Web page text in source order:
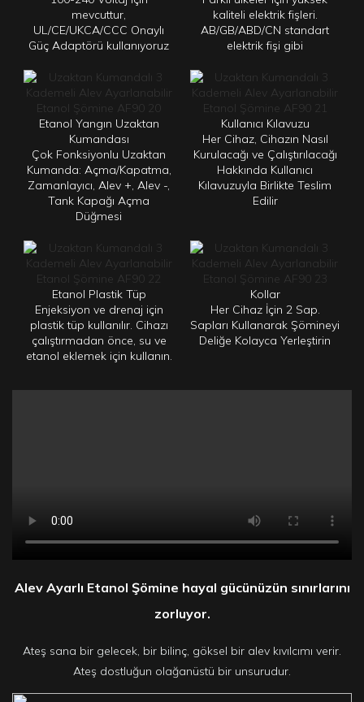
mevcuttur,
UL/CE/UKCA/CCC Onaylı
Güç Adaptörü kullanıyoruz
kaliteli elektrik fişleri.
AB/GB/ABD/CN standart
elektrik fişi gibi
Etanol Yangın Uzaktan
Kumandası
Çok Fonksiyonlu Uzaktan
Kumanda: Açma/Kapatma,
Zamanlayıcı, Alev +, Alev -,
Tank Kapağı Açma
Düğmesi
Kullanıcı Kılavuzu
Her Cihaz, Cihazın Nasıl
Kurulacağı ve Çalıştırılacağı
Hakkında Kullanıcı
Kılavuzuyla Birlikte Teslim
Edilir
Etanol Plastik Tüp
Enjeksiyon ve drenaj için
plastik tüp kullanılır. Cihazı
çalıştırmadan önce, su ve
etanol eklemek için kullanın.
Kollar
Her Cihaz İçin 2 Sap.
Sapları Kullanarak Şömineyi
Deliğe Kolayca Yerleştirin
Alev Ayarlı Etanol Şömine hayal gücünüzün sınırlarını
zorluyor.
Ateş sana bir gelecek, bir bilinç, göksel bir alev kıvılcımı verir.
Ateş dostluğun olağanüstü bir unsurudur.